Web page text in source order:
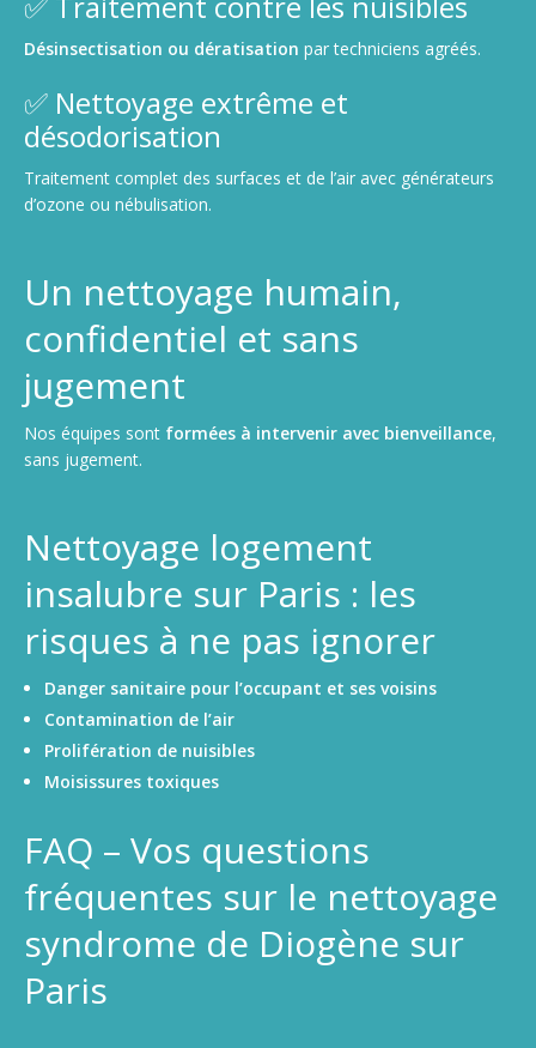
Désinsectisation ou dératisation par techniciens agréés.
✅ Nettoyage extrême et
désodorisation
Traitement complet des surfaces et de l’air avec générateurs
d’ozone ou nébulisation.
Un nettoyage humain,
confidentiel et sans
jugement
Nos équipes sont formées à intervenir avec bienveillance,
sans jugement.
Nettoyage logement
insalubre sur Paris : les
risques à ne pas ignorer
Danger sanitaire pour l’occupant et ses voisins
Contamination de l’air
Prolifération de nuisibles
Moisissures toxiques
FAQ – Vos questions
fréquentes sur le nettoyage
syndrome de Diogène sur
Paris